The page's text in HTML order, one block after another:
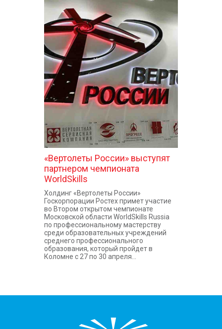
«Вертолеты России» выступят
партнером чемпионата
WorldSkills
Холдинг «Вертолеты России»
Госкорпорации Ростех примет участие
во Втором открытом чемпионате
Московской области WorldSkills Russia
по профессиональному мастерству
среди образовательных учреждений
среднего профессионального
образования, который пройдет в
Коломне с 27 по 30 апреля...